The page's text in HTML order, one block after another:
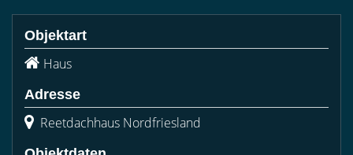
Objektart
Haus
Adresse
Reetdachhaus Nordfriesland